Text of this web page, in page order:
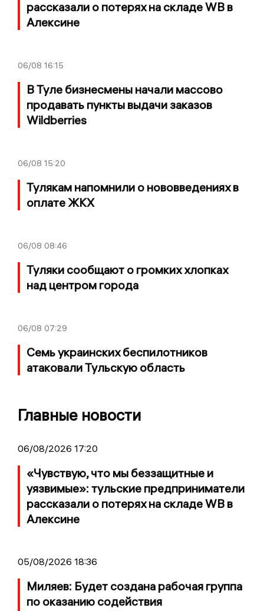
рассказали о потерях на складе WB в
Алексине
06/08 16:15
В Туле бизнесмены начали массово
продавать пункты выдачи заказов
Wildberries
06/08 15:20
Тулякам напомнили о нововведениях в
оплате ЖКХ
06/08 08:46
Туляки сообщают о громких хлопках
над центром города
06/08 07:29
Семь украинских беспилотников
атаковали Тульскую область
Главные новости
06/08/2026 17:20
«Чувствую, что мы беззащитные и
уязвимые»: тульские предприниматели
рассказали о потерях на складе WB в
Алексине
05/08/2026 18:36
Миляев: Будет создана рабочая группа
по оказанию содействия